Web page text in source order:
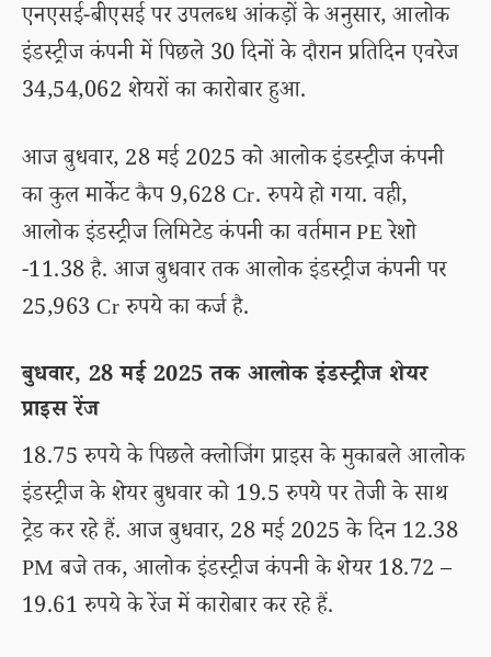
एनएसई-बीएसई पर उपलब्ध आंकड़ों के अनुसार, आलोक
इंडस्ट्रीज कंपनी में पिछले 30 दिनों के दौरान प्रतिदिन एवरेज
34,54,062 शेयरों का कारोबार हुआ.
आज बुधवार, 28 मई 2025 को आलोक इंडस्ट्रीज कंपनी
का कुल मार्केट कैप 9,628 Cr. रुपये हो गया. वही,
आलोक इंडस्ट्रीज लिमिटेड कंपनी का वर्तमान PE रेशो
-11.38 है. आज बुधवार तक आलोक इंडस्ट्रीज कंपनी पर
25,963 Cr रुपये का कर्ज है.
बुधवार, 28 मई 2025 तक आलोक इंडस्ट्रीज शेयर
प्राइस रेंज
18.75 रुपये के पिछले क्लोजिंग प्राइस के मुकाबले आलोक
इंडस्ट्रीज के शेयर बुधवार को 19.5 रुपये पर तेजी के साथ
ट्रेड कर रहे हैं. आज बुधवार, 28 मई 2025 के दिन 12.38
PM बजे तक, आलोक इंडस्ट्रीज कंपनी के शेयर 18.72 –
19.61 रुपये के रेंज में कारोबार कर रहे हैं.